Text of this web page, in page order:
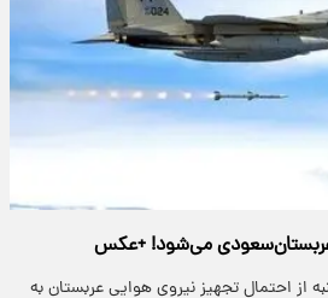
عربستان‌سعودی می‌شود! +عکس
از احتمال تجهیز نیروی هوایی عربستان به